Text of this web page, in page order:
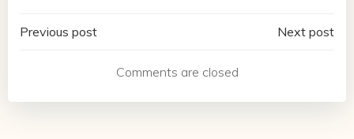
Navegación
entradas
Previous post
Navegación
de
entradas
Next post
Comments are closed